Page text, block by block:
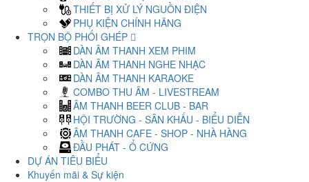
THIẾT BỊ XỬ LÝ NGUỒN ĐIỆN
PHỤ KIỆN CHÍNH HÃNG
TRỌN BỘ PHỐI GHÉP
DÀN ÂM THANH XEM PHIM
DÀN ÂM THANH NGHE NHẠC
DÀN ÂM THANH KARAOKE
COMBO THU ÂM - LIVESTREAM
ÂM THANH BEER CLUB - BAR
HỘI TRƯỜNG - SÂN KHẤU - BIỂU DIỄN
ÂM THANH CAFE - SHOP - NHÀ HÀNG
ĐẦU PHÁT - Ổ CỨNG
DỰ ÁN TIÊU BIỂU
Khuyến mãi & Sự kiện